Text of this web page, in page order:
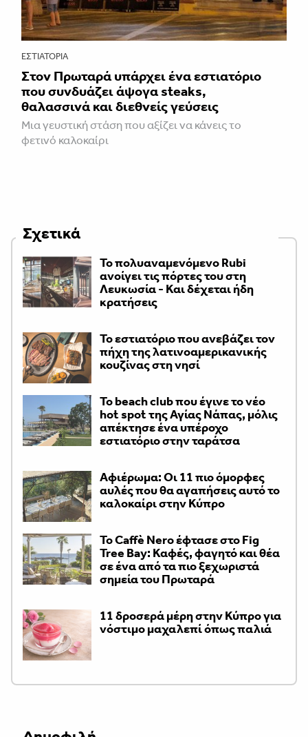
ΕΣΤΙΑΤΌΡΙΑ
Στον Πρωταρά υπάρχει ένα εστιατόριο
που συνδυάζει άψογα steaks,
θαλασσινά και διεθνείς γεύσεις
Μια γευστική στάση που αξίζει να κάνεις το
φετινό καλοκαίρι
Σχετικά
Το πολυαναμενόμενο Rubi
ανοίγει τις πόρτες του στη
Λευκωσία - Και δέχεται ήδη
κρατήσεις
Το εστιατόριο που ανεβάζει τον
πήχη της λατινοαμερικανικής
κουζίνας στη νησί
Το beach club που έγινε το νέο
hot spot της Αγίας Νάπας, μόλις
απέκτησε ένα υπέροχο
εστιατόριο στην ταράτσα
Αφιέρωμα: Οι 11 πιο όμορφες
αυλές που θα αγαπήσεις αυτό το
καλοκαίρι στην Κύπρο
Το Caffè Nero έφτασε στο Fig
Tree Bay: Καφές, φαγητό και θέα
σε ένα από τα πιο ξεχωριστά
σημεία του Πρωταρά
11 δροσερά μέρη στην Κύπρο για
νόστιμο μαχαλεπί όπως παλιά